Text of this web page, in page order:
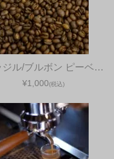
いえね、昨今の物
もどんどん値段が
お茶みたいになん
ジル/ブルボン ピーベ…
¥1,000(税込)